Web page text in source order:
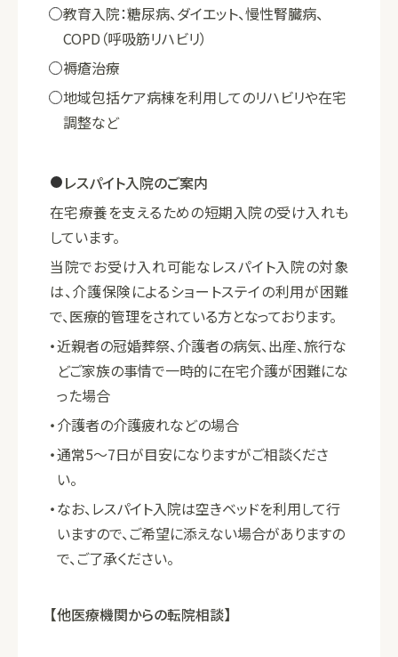
教育入院：糖尿病、ダイエット、慢性腎臓病、
COPD（呼吸筋リハビリ）
褥瘡治療
地域包括ケア病棟を利用してのリハビリや在宅
調整など
レスパイト入院のご案内
在宅療養を支えるための短期入院の受け入れも
しています。
当院でお受け入れ可能なレスパイト入院の対象
は、介護保険によるショートステイの利用が困難
で、医療的管理をされている方となっております。
近親者の冠婚葬祭、介護者の病気、出産、旅行な
どご家族の事情で一時的に在宅介護が困難にな
った場合
介護者の介護疲れなどの場合
通常5～7日が目安になりますがご相談くださ
い。
なお、レスパイト入院は空きベッドを利用して行
いますので、ご希望に添えない場合がありますの
で、ご了承ください。
【他医療機関からの転院相談】